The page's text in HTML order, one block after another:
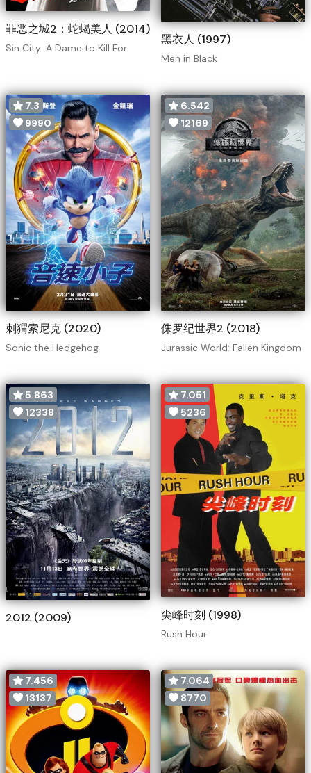
罪恶之城2：蛇蝎美人 (2014)
Sin City: A Dame to Kill For
黑衣人 (1997)
Men in Black
7.3
9990
刺猬索尼克 (2020)
Sonic the Hedgehog
6.542
12169
侏罗纪世界2 (2018)
Jurassic World: Fallen Kingdom
5.863
12338
2012 (2009)
7.051
5236
尖峰时刻 (1998)
Rush Hour
7.456
13137
7.064
8770